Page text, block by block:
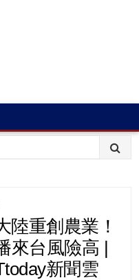
陸重創農業！
來台風險高 |
新聞雲